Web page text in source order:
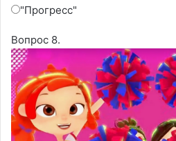
"Прогресс"
Вопрос 8.